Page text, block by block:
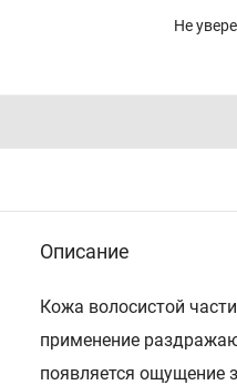
Не
Описание
Кожа волосистой
применение
появляется ощущение